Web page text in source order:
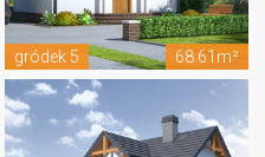
gródek 5 68.61m²